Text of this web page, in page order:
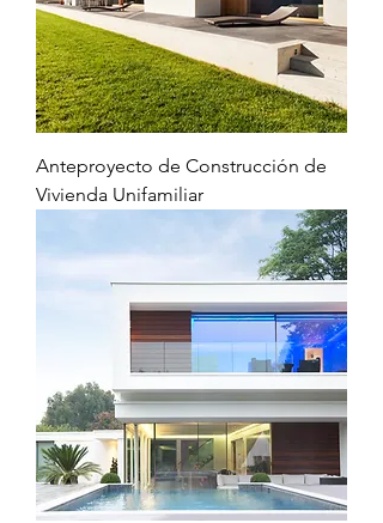
Anteproyecto de Construcción de
Vivienda Unifamiliar